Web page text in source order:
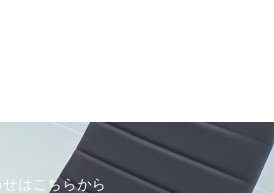
はこちらから